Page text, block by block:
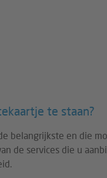
te staan?
belangrijkste en die
de services die u